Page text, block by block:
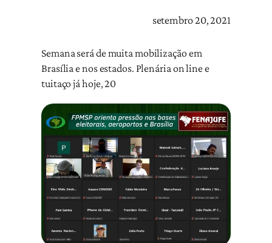
setembro 20, 2021
Semana será de muita mobilização em
Brasília e nos estados. Plenária on line e
tuitaço já hoje, 20